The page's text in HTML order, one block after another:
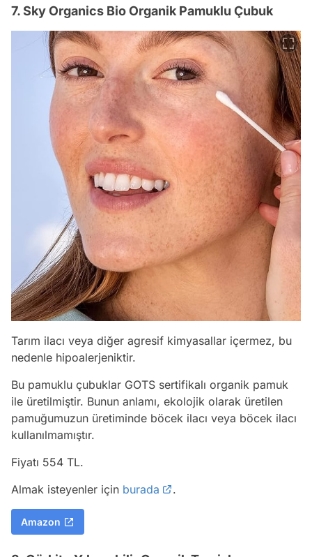
7. Sky Organics Bio Organik Pamuklu Çubuk
Tarım ilacı veya diğer agresif kimyasallar içermez, bu
nedenle hipoalerjeniktir.
Bu pamuklu çubuklar GOTS sertifikalı organik pamuk
ile üretilmiştir. Bunun anlamı, ekolojik olarak üretilen
pamuğumuzun üretiminde böcek ilacı veya böcek ilacı
kullanılmamıştır.
Fiyatı 554 TL.
Almak isteyenler için burada .
Amazon